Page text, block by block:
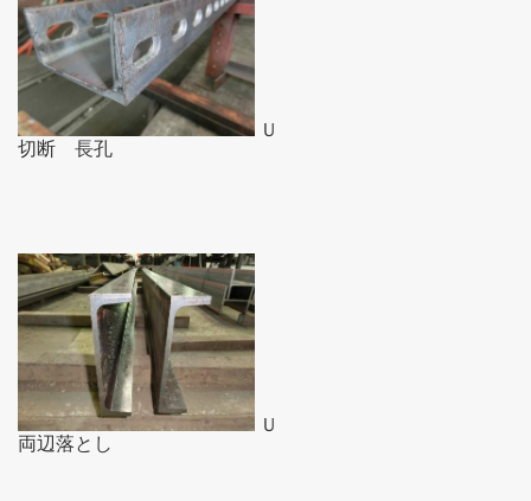
Ｕ
切断 長孔
Ｕ
両辺落とし